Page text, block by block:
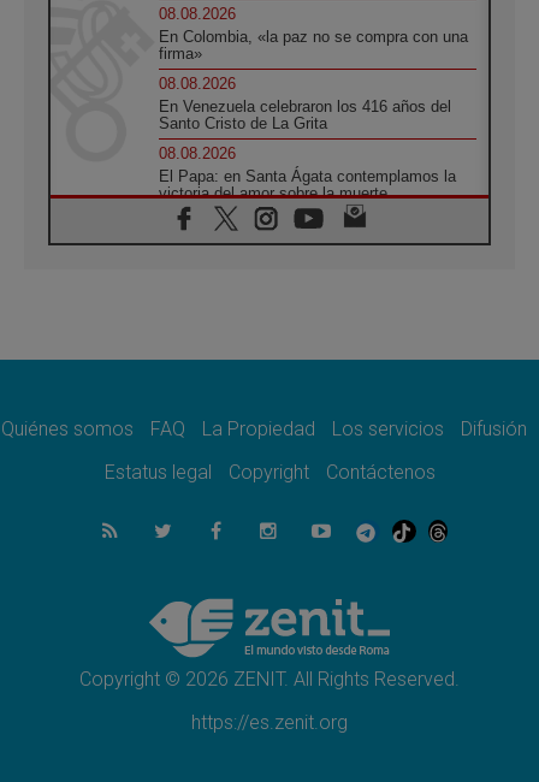
08.08.2026
En Colombia, «la paz no se compra con una
firma»
08.08.2026
En Venezuela celebraron los 416 años del
Santo Cristo de La Grita
08.08.2026
El Papa: en Santa Ágata contemplamos la
victoria del amor sobre la muerte
08.08.2026
León XIV visitará el Santuario de la Madre
07.08.2026
07.08.2026
el compromiso del cristiano"
La matanza de niños en Gaza no cesa: 300
muertos en 300 días
Tagle: La guerra desfigura el mundo, solo la
revelación de Dios lo transfigura
Quiénes somos FAQ La Propiedad Los servicios
Difusión
Estatus legal
Copyright Contáctenos
Copyright © 2026 ZENIT. All Rights Reserved.
https://es.zenit.org